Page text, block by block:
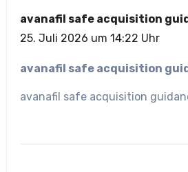
avanafil safe acquisition
25. Juli 2026 um 14:22 Uhr
avanafil safe acquisition
avanafil safe acquisition